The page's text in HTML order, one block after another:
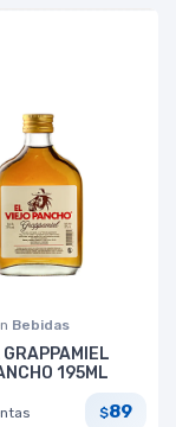
Bebidas
195ML
$89